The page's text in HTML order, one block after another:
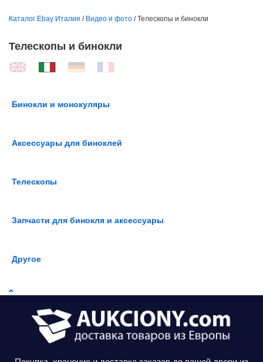
Каталог Ebay Италия / Видео и фото / Телескопы и бинокли
Телескопы и бинокли
Бинокли и монокуляры
Аксессуары для биноклей
Телескопы
Запчасти для бинокля и аксессуары
Другое